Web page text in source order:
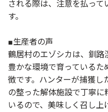
される際は、注意を払っ
す。
■生産者の声
鶴居村のエゾシカは、釧
豊かな環境で育っている
徴です。ハンターが捕獲し
の整った解体施設で丁寧
いるので、美味しく召し上